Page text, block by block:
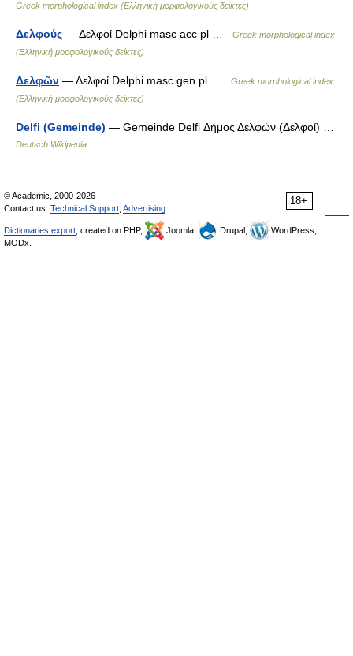
Greek morphological index (Ελληνική μορφολογικούς δείκτες)
Δελφούς — Δελφοί Delphi masc acc pl …
Greek morphological index
(Ελληνική μορφολογικούς δείκτες)
Δελφῶν — Δελφοί Delphi masc gen pl …
Greek morphological index
(Ελληνική μορφολογικούς δείκτες)
Delfi (Gemeinde) — Gemeinde Delfi Δήμος Δελφών (Δελφοί) …
Deutsch Wikipedia
18+
© Academic, 2000-2026
Contact us: Technical Support Advertising
Dictionaries export , created on PHP, Joomla, Drupal,
WordPress,
MODx.